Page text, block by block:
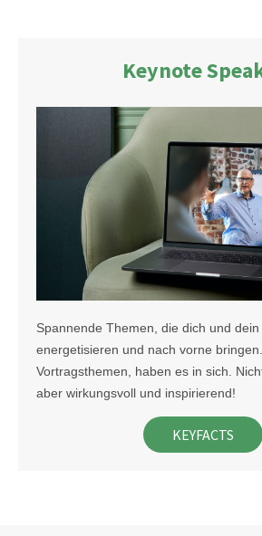
Keynote
Spannende Themen, die dich und dein
energetisieren und nach vorne
Vortragsthemen, haben es in sich.
aber wirkungsvoll und inspirierend!
KEYFACTS